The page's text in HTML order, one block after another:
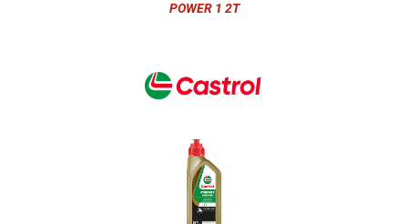
POWER 1 2T